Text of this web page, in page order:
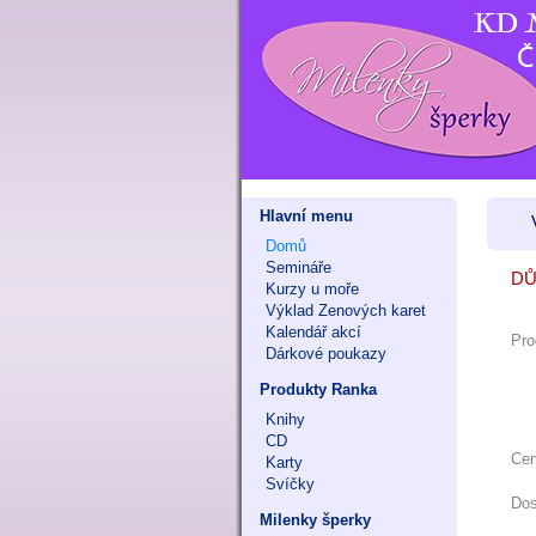
Hlavní menu
Domů
Semináře
Kurzy u moře
Výklad Zenových karet
Kalendář akcí
Dárkové poukazy
Produkty Ranka
Knihy
CD
Karty
Svíčky
Milenky šperky